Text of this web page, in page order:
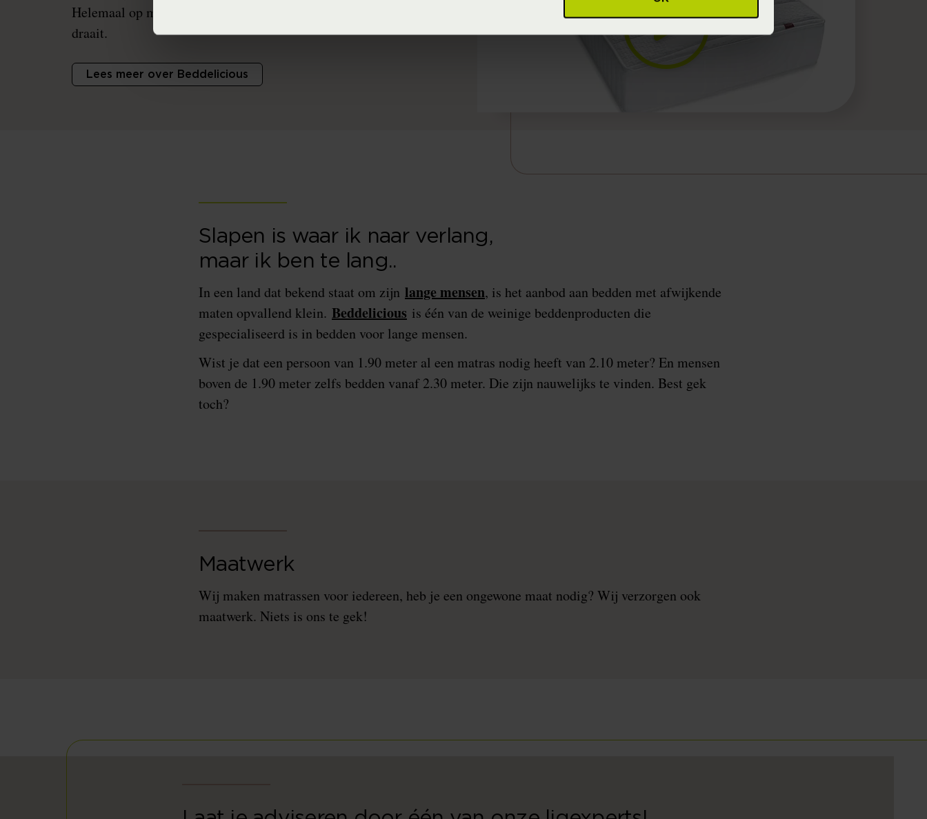
Helemaal op maat en individueel instelbaar, dat is waar het om
draait.
Lees meer over Beddelicious
Slapen is waar ik naar verlang,
maar ik ben te lang..
In een land dat bekend staat om zijn lange mensen, is het aanbod aan bedden met afwijkende
maten opvallend klein. Beddelicious is één van de weinige beddenproducten die
gespecialiseerd is in bedden voor lange mensen.
Wist je dat een persoon van 1.90 meter al een matras nodig heeft van 2.10 meter? En mensen
boven de 1.90 meter zelfs bedden vanaf 2.30 meter. Die zijn nauwelijks te vinden. Best gek
toch?
Maatwerk
Wij maken matrassen voor iedereen, heb je een ongewone maat nodig? Wij verzorgen ook
maatwerk. Niets is ons te gek!